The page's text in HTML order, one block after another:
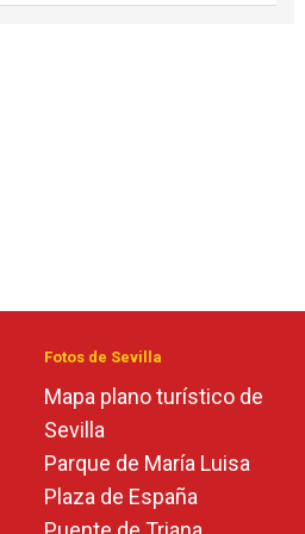
Fotos de Sevilla
Mapa plano turístico de
Sevilla
Parque de María Luisa
Plaza de España